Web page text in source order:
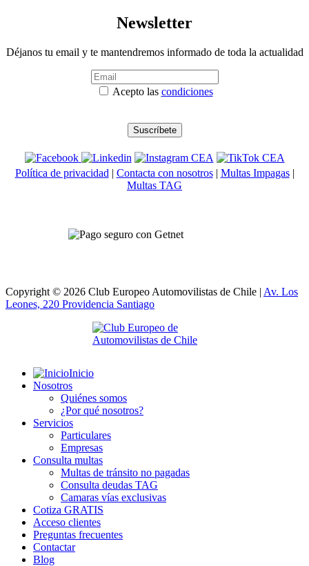
Newsletter
Déjanos tu email y te mantendremos informado de toda la actualidad
Acepto las condiciones
Política de privacidad | Contacta con nosotros| Multas Impagas|
Multas TAG
Copyright © 2026 Club Europeo Automovilistas de Chile | Av. Los
Leones, 220 Providencia Santiago
Inicio
Nosotros
Quiénes somos
¿Por qué nosotros?
Servicios
Particulares
Empresas
Consulta multas
Multas de tránsito no pagadas
Consulta deudas TAG
Camaras vías exclusivas
Cotiza GRATIS
Acceso clientes
Preguntas frecuentes
Contactar
Blog